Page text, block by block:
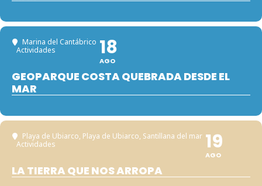
Marina del Cantábrico
Actividades
18
AGO
GEOPARQUE COSTA QUEBRADA DESDE EL
MAR
Playa de Ubiarco, Playa de Ubiarco, Santillana del mar
Actividades
19
AGO
LA TIERRA QUE NOS ARROPA